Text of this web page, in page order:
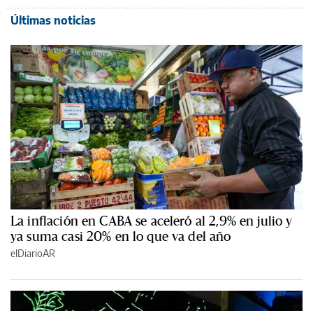
Últimas noticias
La inflación en CABA se aceleró al 2,9% en julio y
ya suma casi 20% en lo que va del año
elDiarioAR